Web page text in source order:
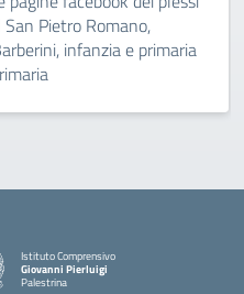
Pietro Romano,
infanzia e primaria
Istituto Comprensivo
Giovanni Pierluigi
Palestrina